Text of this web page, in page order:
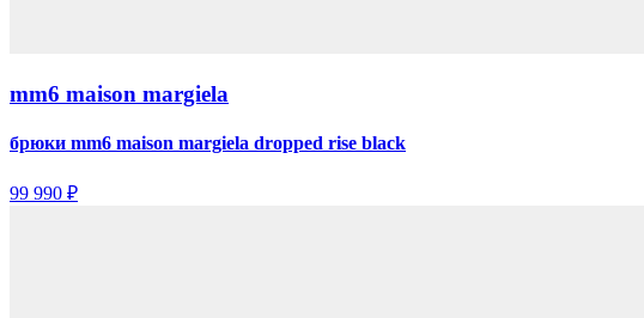
mm6 maison margiela
брюки mm6 maison margiela dropped rise black
99 990 ₽